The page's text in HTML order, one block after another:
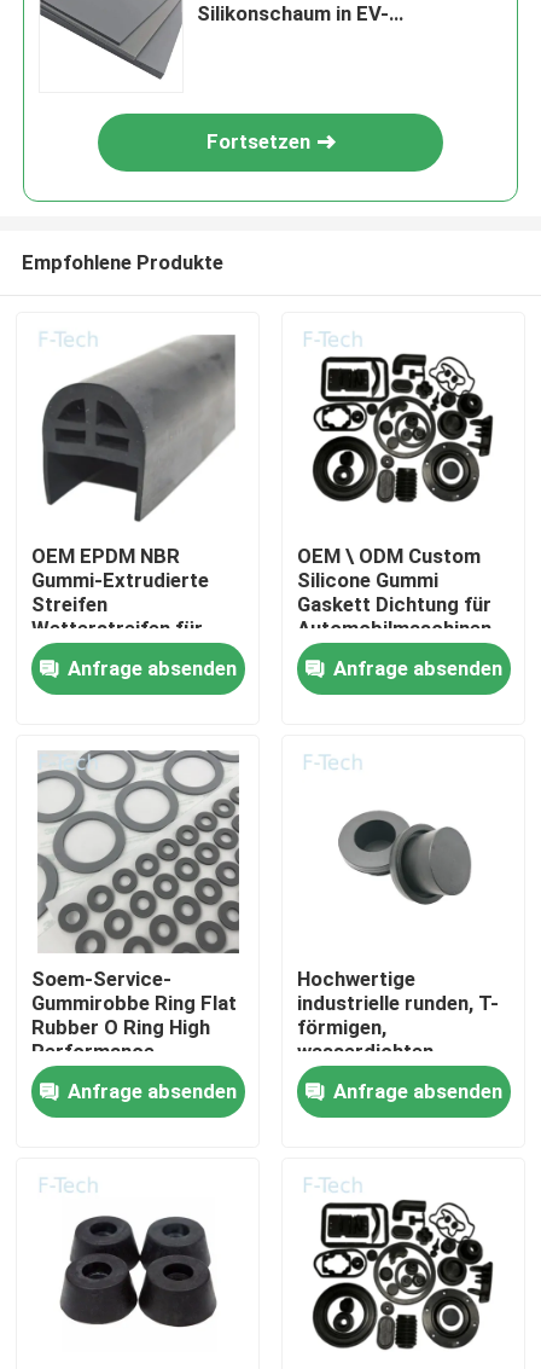
Zu Hause
Videos
VR-Show
Über uns
Werksbesichtigung
Neuigkeiten
Silikonschaum in EV-
Fortsetzen
Empfohlene Produkte
OEM EPDM NBR
Gummi-Extrudierte
Streifen
Wetterstreifen für
Sonnendach Glas
Autotür Versiegelung
Anfrage absenden
OEM \ ODM Custom
Silicone Gummi
Gaskett Dichtung für
Automobilmaschinen
Anfrage absenden
Soem-Service-
Gummirobbe Ring Flat
Rubber O Ring High
Performance
Anfrage absenden
Hochwertige
industrielle runden, T-
förmigen,
wasserdichten
Silicone-Gummi-
StäpfenAnfrage absenden